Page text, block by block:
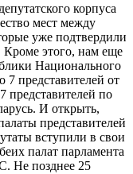
корпуса
мест между
уже подтвердили
Кроме этого, нам еще
Национального
7 представителей от
представителей по
И открыть,
представителей
вступили в свои
палат парламента
Не позднее 25